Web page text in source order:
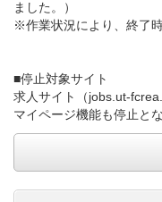
ました。）
※作業状況により、終了
■停止対象サイト
求人サイト（jobs.ut-
マイページ機能も停止とな